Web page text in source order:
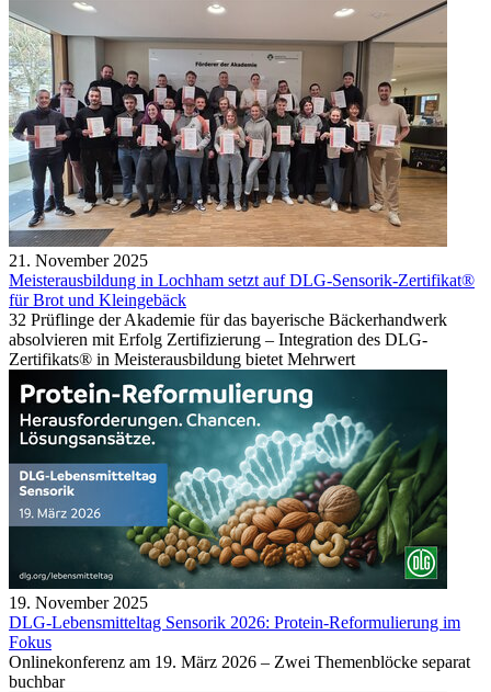
21. November 2025
Meisterausbildung in Lochham setzt auf DLG-Sensorik-Zertifikat®
für Brot und Kleingebäck
32 Prüflinge der Akademie für das bayerische Bäckerhandwerk
absolvieren mit Erfolg Zertifizierung – Integration des DLG-
Zertifikats® in Meisterausbildung bietet Mehrwert
19. November 2025
DLG-Lebensmitteltag Sensorik 2026: Protein-Reformulierung im
Fokus
Onlinekonferenz am 19. März 2026 – Zwei Themenblöcke separat
buchbar